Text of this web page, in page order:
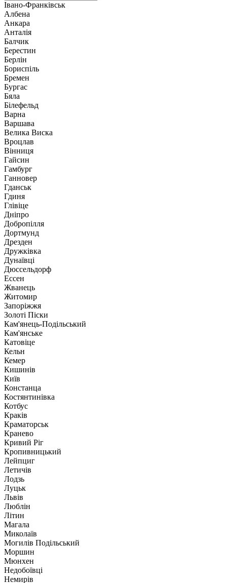
Івано-Франківськ
Албена
Анкара
Анталія
Балчик
Берестин
Берлін
Бориспіль
Бремен
Бургас
Бяла
Білефельд
Варна
Варшава
Велика Виска
Вроцлав
Вінниця
Гайсин
Гамбург
Ганновер
Гданськ
Гдиня
Глівіце
Дніпро
Добропілля
Дортмунд
Дрезден
Дружківка
Дунаївці
Дюссельдорф
Ессен
Жванець
Житомир
Запоріжжя
Золоті Піски
Кам'янець-Подільський
Кам'янське
Катовіце
Кельн
Кемер
Кишинів
Київ
Констанца
Костянтинівка
Котбус
Краків
Краматорськ
Кранево
Кривий Ріг
Кропивницький
Лейпциг
Летичів
Лодзь
Луцьк
Львів
Люблін
Літин
Магала
Миколаїв
Могилів Подільський
Моршин
Мюнхен
Недобоївці
Немирів